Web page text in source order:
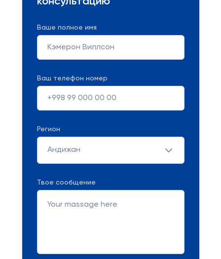
Ваше полное имя
Ваш телефон номер
Регион
Андижан
Твое сообщение